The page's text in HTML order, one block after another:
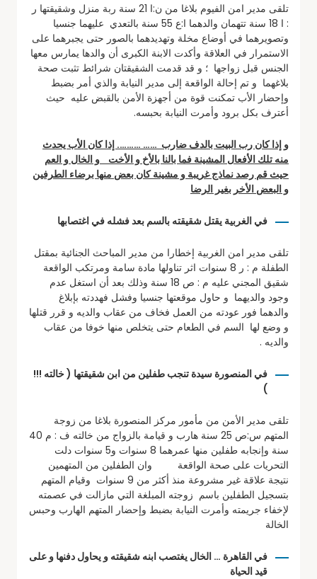
تلقى مدير امن الفيوم بلاغا من ن:ا 21 سنة ربة منزل وشقيقتها ر
: ا 18 سنة تتهمان والدهما ا:ع 55 سنة بالتعدي عليهما جنسيا
وتصويرهما في أوضاع مخلة وتهديدهما بالصور حتى يجبرهما على
الاستمرار في العلاقة وأكدت الابنة الكبرى أن والدها يمارس معها
الجنس قبل زواجها ؛ و قد قدمت الشقيقتان شرائط تثبت صحة
بلاغهما و تم إحالة الواقعة إلى مدير النيابة والذي أمر بضبط
وإحضار الأب تمكنت قوة من أجهزة الأمن بالقبض عليه حيث
أعترف بكل برود وأمرت النيابة بحبسه.
و إذا كان رب البيت بالدف ضارب …… ………. إذا كان الأب يحدث
منه تلك الأفعال المشينة فما بالنا بالأخ و الأخت و الخال و العم
حيث قم رصد نماذج غريبة و مشينة كان بعض منها برضاء الطرفين
و البعض الأخر بغير الرضا
في الغربية يقتل شقيقته بالسم بعد فشله في اغتصابها
تلقى مدير امن الغربية إخطارا من مدير المباحث الجنائية بمقتل
الطفلة م : ر 8 سنوات اثر تناولها مادة سامة ومرتكب الواقعة
شقيق المجني عليه م : ص 18 سنة وذلك بعد أن استغل عدم
وجود والديهما و حاول موقعتها جنسيا وفشل فهددته بإبلاغ
والدهما فور عودته من العمل فخاف من عقاب والديه و قرر قتلها
و وضع لها السم في الطعام حتى يتخلص منها خوفا من عقاب
والديه .
في المنصورة سيدة تنجب طفلين من ابن شقيقتها ( خالته !!!
)
تلقى مدير الأمن من مأمور مركز المنصورة بلاغا من زوجة
المتهم س:ص 25 سنة هارب و قيامة بالزواج من خالته ف : م 40
سنة وإنجابه طفلين منها عمرهما 8 سنوات و5 سنوات دلت
التحريات على صحة الواقعة وان الطفلين من المتهمين
نتيجة علاقة غير مشروعة منذ أكثر من 9 سنوات وقيام المتهم
بتسجيل الطفلين باسم زوجته المبلغة التي مازالت في عصمته
لإخفاء جريمته وأمرت النيابة بضبط وإحضار المتهم الهارب وحبس
الخالة
في القاهرة … الخال يغتصب ابنه شقيقته و يحاول دفنها و على
قيد الحياة